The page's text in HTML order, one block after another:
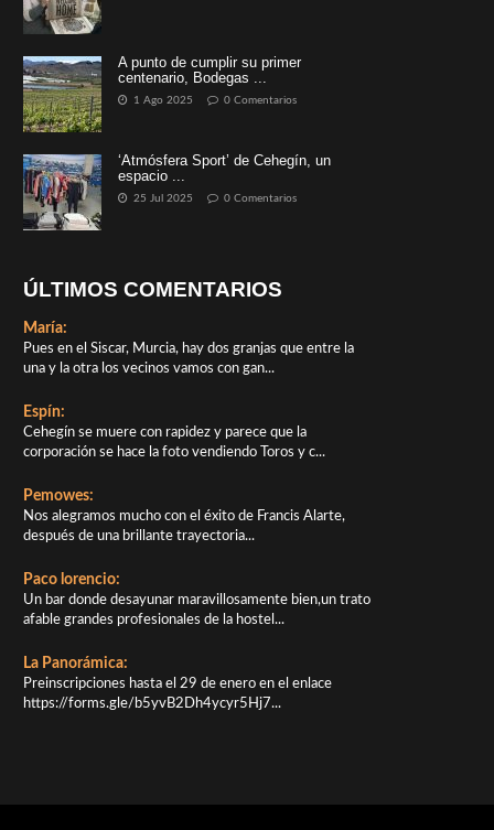
A punto de cumplir su primer
centenario, Bodegas ...
1 Ago 2025 0 Comentarios
‘Atmósfera Sport’ de Cehegín, un
espacio ...
25 Jul 2025 0 Comentarios
ÚLTIMOS COMENTARIOS
María:
Pues en el Siscar, Murcia, hay dos granjas que entre la
una y la otra los vecinos vamos con gan...
Espín:
Cehegín se muere con rapidez y parece que la
corporación se hace la foto vendiendo Toros y c...
Pemowes:
Nos alegramos mucho con el éxito de Francis Alarte,
después de una brillante trayectoria...
Paco lorencio:
Un bar donde desayunar maravillosamente bien,un trato
afable grandes profesionales de la hostel...
La Panorámica:
Preinscripciones hasta el 29 de enero en el enlace
https://forms.gle/b5yvB2Dh4ycyr5Hj7...